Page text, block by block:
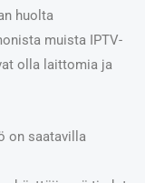
huolta
muista IPTV-
olla laittomia ja
on saatavilla